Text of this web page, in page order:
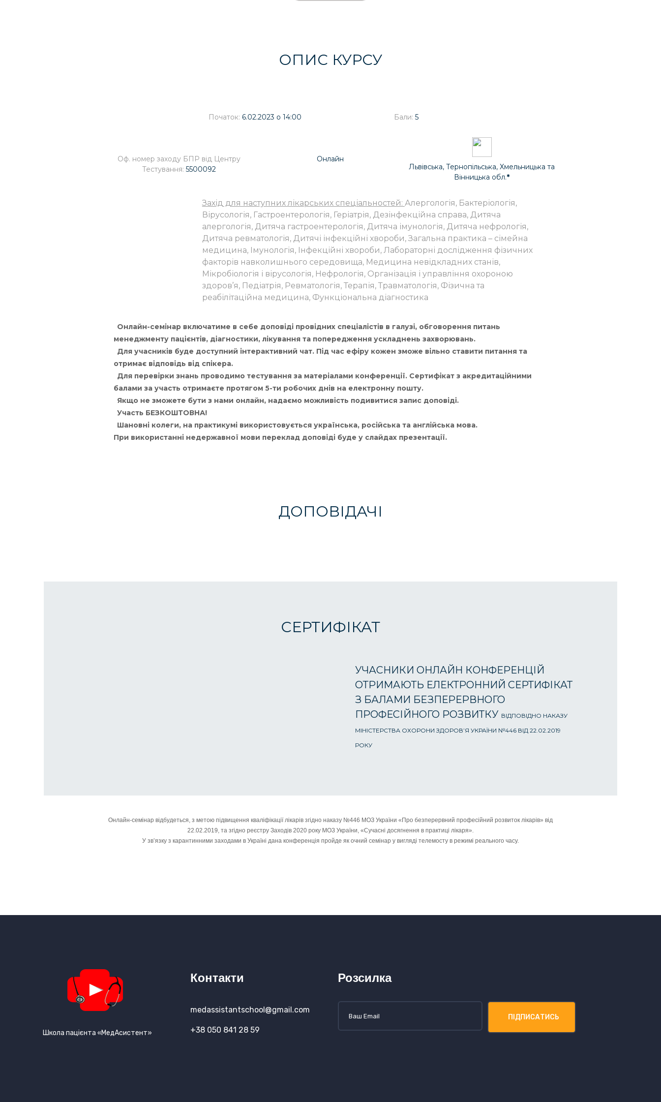
ОПИС КУРСУ
Початок: 6.02.2023 о 14:00 Бали: 5
Оф. номер заходу БПР від Центру
Тестування:5500092
Онлайн
Львівська, Тернопільська, Хмельницька та
Вінницька обл.*
Захід для наступних лікарських спеціальностей: Алергологія, Бактеріологія,
Вірусологія, Гастроентерологія, Геріатрія, Дезінфекційна справа, Дитяча
алергологія, Дитяча гастроентерологія, Дитяча імунологія, Дитяча нефрологія,
Дитяча ревматологія, Дитячі інфекційні хвороби, Загальна практика – сімейна
медицина, Імунологія, Інфекційні хвороби, Лабораторні дослідження фізичних
факторів навколишнього середовища, Медицина невідкладних станів,
Мікробіологія і вірусологія, Нефрологія, Організація і управління охороною
здоров’я, Педіатрія, Ревматологія, Терапія, Травматологія, Фізична та
реабілітаційна медицина, Функціональна діагностика
Онлайн-семінар включатиме в себе доповіді провідних спеціалістів в галузі, обговорення питань
менеджменту пацієнтів, діагностики, лікування та попередження ускладнень захворювань.
Для учасників буде доступний інтерактивний чат. Під час ефіру кожен зможе вільно ставити питання та
отримає відповідь від спікера.
Для перевірки знань проводимо тестування за матеріалами конференції. Сертифікат з акредитаційними
балами за участь отримаєте протягом 5-ти робочих днів на електронну пошту.
Якщо не зможете бути з нами онлайн, надаємо можливість подивитися запис доповіді.
Участь БЕЗКОШТОВНА!
Шановні колеги, на практикумі використовується українська, російська та англійська мова.
При використанні недержавної мови переклад доповіді буде у слайдах презентації.
ДОПОВІДАЧІ
СЕРТИФІКАТ
УЧАСНИКИ ОНЛАЙН КОНФЕРЕНЦІЙ
ОТРИМАЮТЬ ЕЛЕКТРОННИЙ СЕРТИФІКАТ
З БАЛАМИ БЕЗПЕРЕРВНОГО
ПРОФЕСІЙНОГО РОЗВИТКУ ВІДПОВІДНО НАКАЗУ
МІНІСТЕРСТВА ОХОРОНИ ЗДОРОВ’Я УКРАЇНИ №446 ВІД 22.02.2019
РОКУ
Онлайн-семінар відбудеться, з метою підвищення кваліфікації лікарів згідно наказу №446 МОЗ України «Про безперервний професійний розвиток лікарів» від
22.02.2019, та згідно реєстру Заходів 2020 року МОЗ України, «Сучасні досягнення в практиці лікаря».
У зв’язку з карантинними заходами в Україні дана конференція пройде як очний семінар у вигляді телемосту в режимі реального часу.
Школа пацієнта «МедАсистент»
Контакти
medassistantschool@gmail.com
+38 050 841 28 59
Розсилка